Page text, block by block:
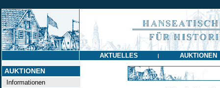
AKTUELLES | AUKTIONEN
AUKTIONEN
Informationen